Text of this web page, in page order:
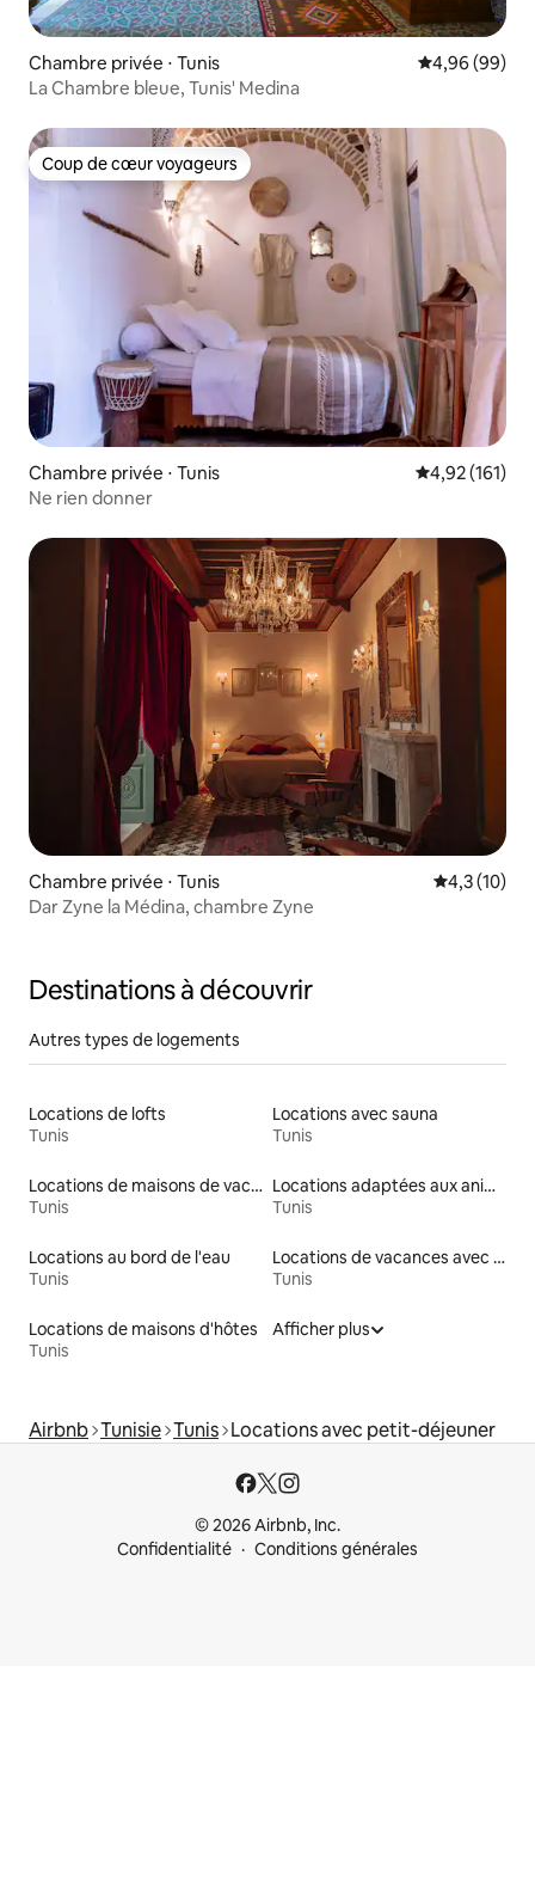
Chambre privée ⋅ Tunis Évaluation
4,96 (99)
La Chambre bleue, Tunis' Medina
Coup de cœur voyageurs
Coup de cœur voyageurs
Chambre privée ⋅ Tunis Évaluation
4,92 (161)
Ne rien donner
Chambre privée ⋅ Tunis Évaluation
4,3 (10)
Dar Zyne la Médina, chambre Zyne
Destinations à découvrir
Autres types de logements
Locations de lofts
Tunis
Locations avec sauna
Tunis
Locations de maisons de vacances
Tunis
Locations adaptées aux animaux
Tunis
Locations au bord de l'eau
Tunis
Locations de vacances avec piscine
Tunis
Locations de maisons d'hôtes
Tunis
Afficher plus
Airbnb Tunisie Tunis Locations avec petit-déjeuner
© 2026 Airbnb, Inc.
Confidentialité
Conditions générales